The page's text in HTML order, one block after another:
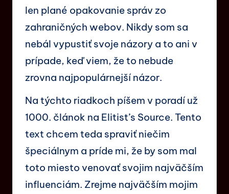
len plané opakovanie správ zo
zahraničných webov. Nikdy som sa
nebál vypustiť svoje názory a to ani v
prípade, keď viem, že to nebude
zrovna najpopulárnejší názor.
Na týchto riadkoch píšem v poradí už
1000. článok na Elitist’s Source. Tento
text chcem teda spraviť niečim
špeciálnym a príde mi, že by som mal
toto miesto venovať svojim najväčším
influenciám. Zrejme najväčším mojim